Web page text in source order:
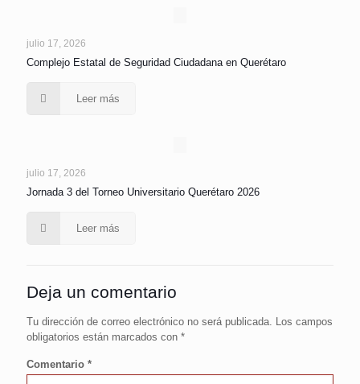
julio 17, 2026
Complejo Estatal de Seguridad Ciudadana en Querétaro
Leer más
julio 17, 2026
Jornada 3 del Torneo Universitario Querétaro 2026
Leer más
Deja un comentario
Tu dirección de correo electrónico no será publicada. Los campos
obligatorios están marcados con *
Comentario *